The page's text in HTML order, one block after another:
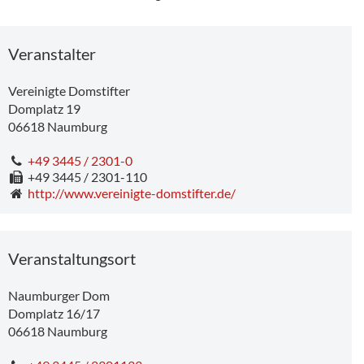
Veranstalter
Vereinigte Domstifter
Domplatz 19
06618 Naumburg
+49 3445 / 2301-0
+49 3445 / 2301-110
http://www.vereinigte-domstifter.de/
Veranstaltungsort
Naumburger Dom
Domplatz 16/17
06618 Naumburg